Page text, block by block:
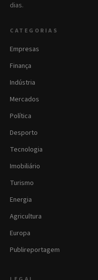
dias.
CATEGORIAS
Empresas
Finança
Indústria
Mercados
Política
Desporto
Tecnologia
Imobiliário
Turismo
Energia
Agricultura
Europa
Publireportagem